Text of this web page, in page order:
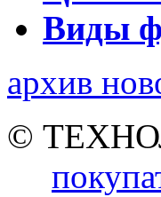
Виды
архив
©